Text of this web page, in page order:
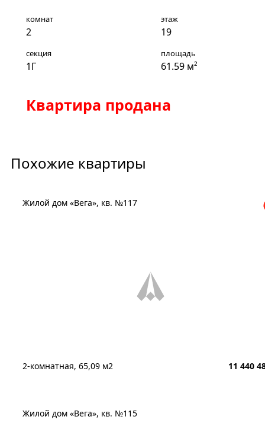
комнат
2
этаж
19
секция
1Г
площадь
61.59 м²
Квартира продана
Похожие квартиры
Жилой дом «Вега», кв. №117
2-комнатная, 65,09 м2 11 440
Жилой дом «Вега», кв. №115